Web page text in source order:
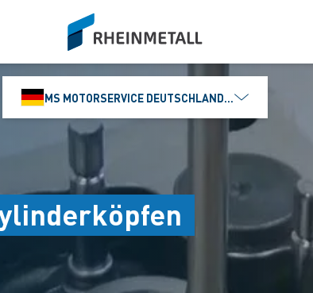
siteLogo
MS MOTORSERVICE DEUTSCHLAND GMBH